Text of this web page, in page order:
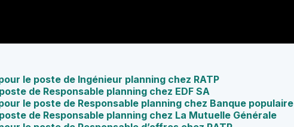
le poste de Ingénieur planning chez RATP
de Responsable planning chez EDF SA
le poste de Responsable planning chez Banque populaire
de Responsable planning chez La Mutuelle Générale